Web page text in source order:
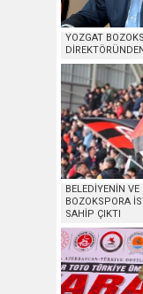
YOZGAT
BELEDİYENİN
BOZOKSPORA
SAHİP ÇIKTI